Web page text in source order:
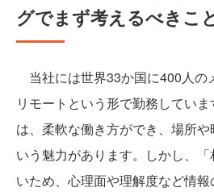
グでまず考えるべきこ
当社には世界33か国に400人の
リモートという形で勤務してい
は、柔軟な働き方ができ、場所
いう魅力があります。しかし、
いため、心理面や理解度など情報